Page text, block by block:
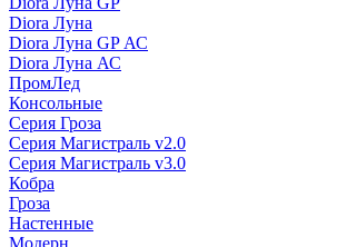
Diora Луна
Diora Луна GP АС
Diora Луна АС
ПромЛед
Консольные
Серия Гроза
Серия Магистраль v2.0
Серия Магистраль v3.0
Кобра
Гроза
Настенные
Модерн